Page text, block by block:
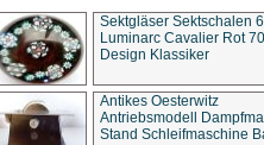
Sektgläser Sektschalen
Luminarc Cavalier Rot
Design Klassiker
Antikes Oesterwitz
Antriebsmodell
Stand Schleifmaschine